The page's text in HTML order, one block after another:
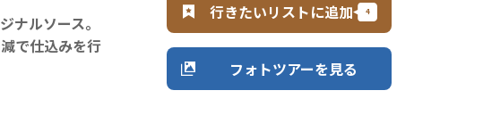
ナルソース。
で仕込みを行
行きたいリストに追加
フォトツアーを見る